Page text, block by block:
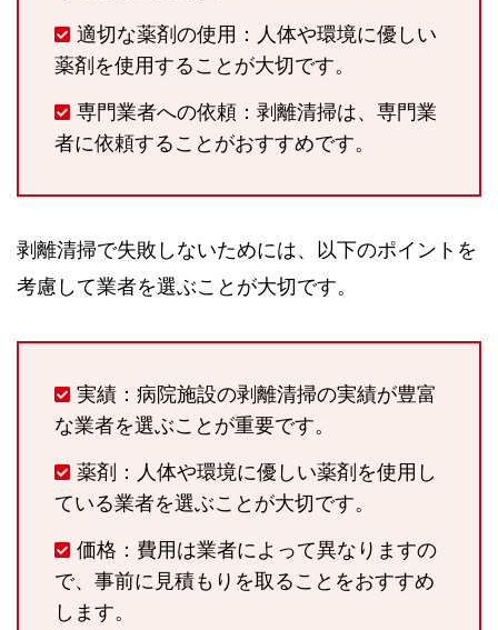
適切な薬剤の使用：人体や環境に優しい
薬剤を使用することが大切です。
専門業者への依頼：剥離清掃は、専門業
者に依頼することがおすすめです。
剥離清掃で失敗しないためには、以下のポイントを
考慮して業者を選ぶことが大切です。
実績：病院施設の剥離清掃の実績が豊富
な業者を選ぶことが重要です。
薬剤：人体や環境に優しい薬剤を使用し
ている業者を選ぶことが大切です。
価格：費用は業者によって異なりますの
で、事前に見積もりを取ることをおすすめ
します。